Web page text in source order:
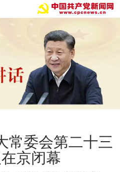
常委会第二十三
京闭幕